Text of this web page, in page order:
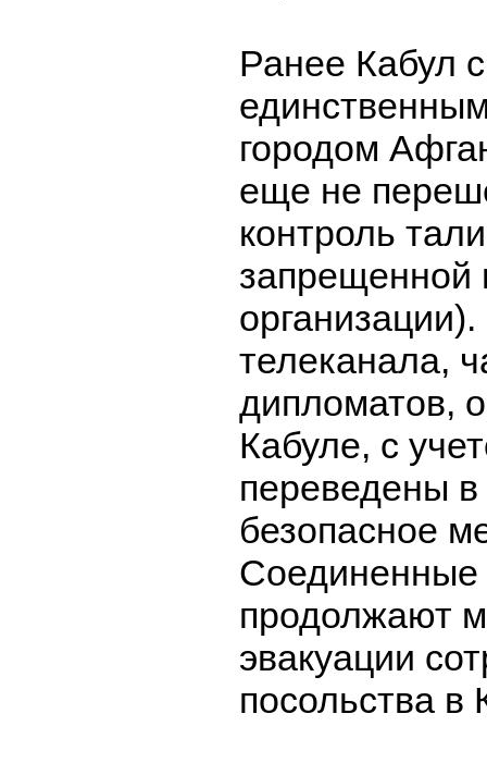
Ранее Кабул
городом
еще не
контроль
телеканала,
дипломатов,
Кабуле, с
переведены в
безопасное
продолжают
эвакуации
посольства в